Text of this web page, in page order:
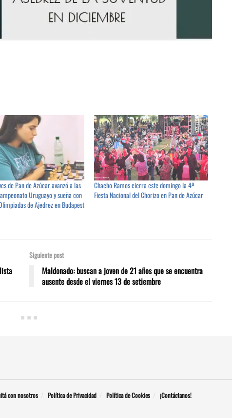
de Pan de Azúcar avanzó a las
Uruguayo y sueña con
de Ajedrez en Budapest
Chacho Ramos cierra este domingo la 4ª
Fiesta Nacional del Chorizo en Pan de Azúcar
Siguiente post
Maldonado: buscan a joven de 21 años que se encuentra
ausente desde el viernes 13 de setiembre
con nosotros Política de Privacidad Política de Cookies ¡Contáctanos!